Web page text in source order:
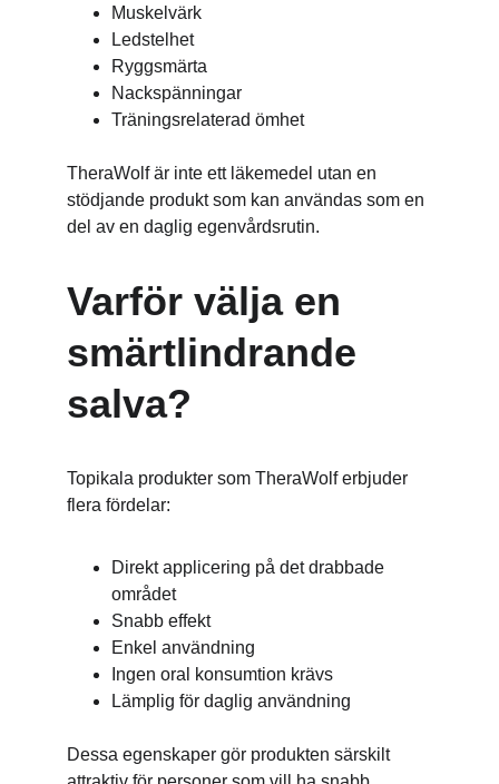
Muskelvärk
Ledstelhet
Ryggsmärta
Nackspänningar
Träningsrelaterad ömhet
TheraWolf är inte ett läkemedel utan en
stödjande produkt som kan användas som en
del av en daglig egenvårdsrutin.
Varför välja en
smärtlindrande
salva?
Topikala produkter som TheraWolf erbjuder
flera fördelar:
Direkt applicering på det drabbade
området
Snabb effekt
Enkel användning
Ingen oral konsumtion krävs
Lämplig för daglig användning
Dessa egenskaper gör produkten särskilt